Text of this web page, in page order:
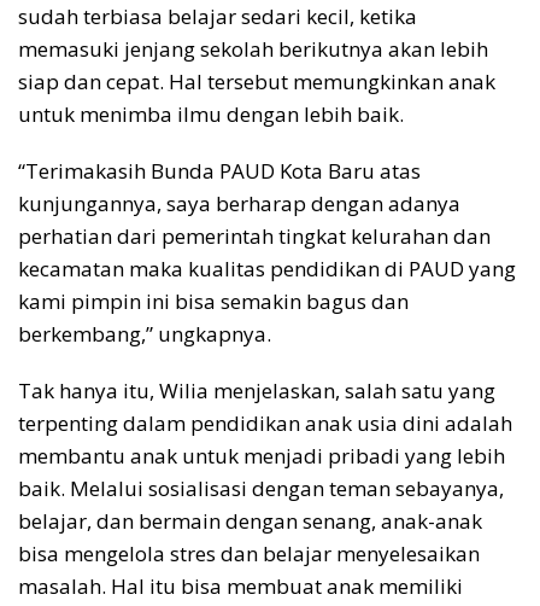
sudah terbiasa belajar sedari kecil, ketika
memasuki jenjang sekolah berikutnya akan lebih
siap dan cepat. Hal tersebut memungkinkan anak
untuk menimba ilmu dengan lebih baik.
“Terimakasih Bunda PAUD Kota Baru atas
kunjungannya, saya berharap dengan adanya
perhatian dari pemerintah tingkat kelurahan dan
kecamatan maka kualitas pendidikan di PAUD yang
kami pimpin ini bisa semakin bagus dan
berkembang,” ungkapnya.
Tak hanya itu, Wilia menjelaskan, salah satu yang
terpenting dalam pendidikan anak usia dini adalah
membantu anak untuk menjadi pribadi yang lebih
baik. Melalui sosialisasi dengan teman sebayanya,
belajar, dan bermain dengan senang, anak-anak
bisa mengelola stres dan belajar menyelesaikan
masalah. Hal itu bisa membuat anak memiliki